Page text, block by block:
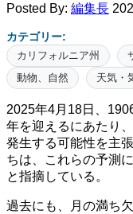
Posted By: 編集長
カテゴリー:
カリフォルニア州
動物、自然
天気・
2025年4月18日、
年を迎えるにあたり
発生する可能性を主
ちは、これらの予測
と指摘している。​
過去にも、月の満ち